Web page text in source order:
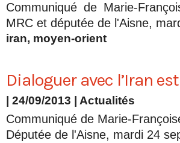
Communiqué de Marie-
MRC et députée de l'Aisne,
iran, moyen-orient
Dialoguer avec l’Iran
| 24/09/2013 Actualités
Communiqué de Marie-
Députée de l'Aisne, mardi 24